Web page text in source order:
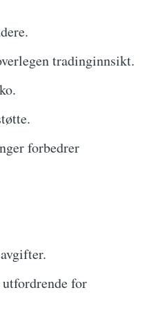
tradinginnsikt.
forbedrer
for